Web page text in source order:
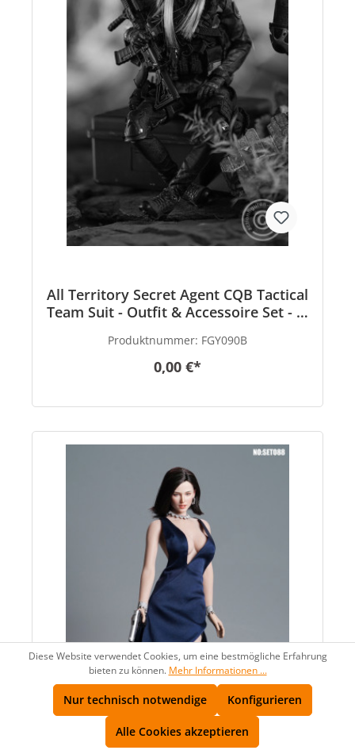
All Territory Secret Agent CQB Tactical
Team Suit - Outfit & Accessoire Set - in
Produktnummer: FGY090B
0,00 €*
Diese Website verwendet Cookies, um eine bestmögliche Erfahrung
bieten zu können. Mehr Informationen ...
Nur technisch notwendige Konfigurieren
Alle Cookies akzeptieren